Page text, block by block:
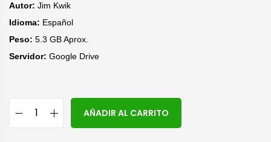
Autor: Jim Kwik
Idioma: Español
Peso: 5.3 GB Aprox.
Servidor: Google Drive
AÑADIR AL CARRITO